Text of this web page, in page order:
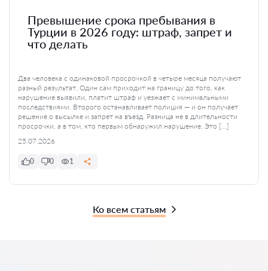
Превышение срока пребывания в
Турции в 2026 году: штраф, запрет и
что делать
Два человека с одинаковой просрочкой в четыре месяца получают
разный результат. Один сам приходит на границу до того, как
нарушение выявили, платит штраф и уезжает с минимальными
последствиями. Второго останавливает полиция — и он получает
решение о высылке и запрет на въезд. Разница не в длительности
просрочки, а в том, кто первым обнаружил нарушение. Это […]
25.07.2026
0 0 1
Ко всем статьям